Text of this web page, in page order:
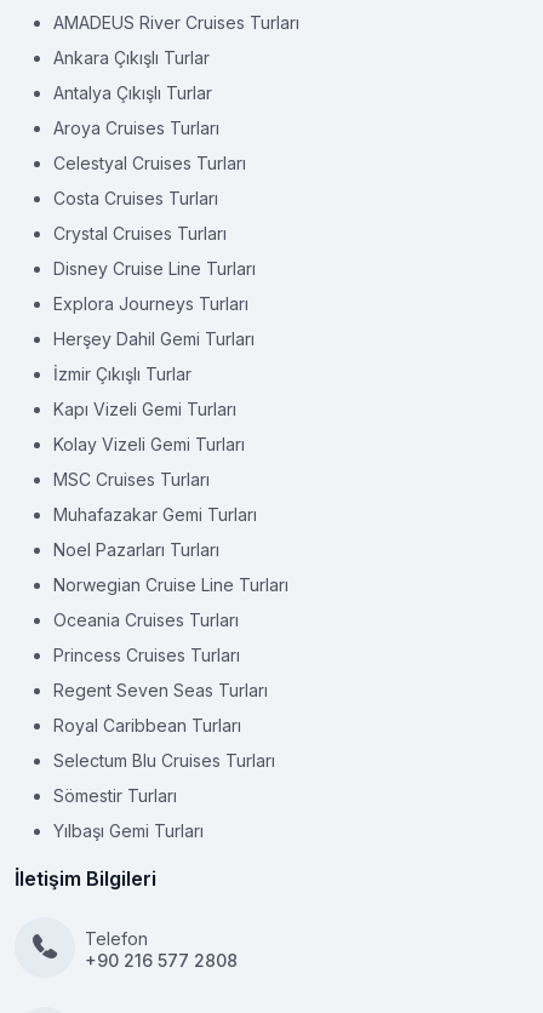
AMADEUS River Cruises Turları
Ankara Çıkışlı Turlar
Antalya Çıkışlı Turlar
Aroya Cruises Turları
Celestyal Cruises Turları
Costa Cruises Turları
Crystal Cruises Turları
Disney Cruise Line Turları
Explora Journeys Turları
Herşey Dahil Gemi Turları
İzmir Çıkışlı Turlar
Kapı Vizeli Gemi Turları
Kolay Vizeli Gemi Turları
MSC Cruises Turları
Muhafazakar Gemi Turları
Noel Pazarları Turları
Norwegian Cruise Line Turları
Oceania Cruises Turları
Princess Cruises Turları
Regent Seven Seas Turları
Royal Caribbean Turları
Selectum Blu Cruises Turları
Sömestir Turları
Yılbaşı Gemi Turları
İletişim Bilgileri
Telefon
+90 216 577 2808